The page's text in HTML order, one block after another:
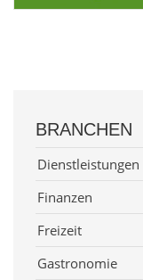
BRANCHEN
Dienstleistungen
Finanzen
Freizeit
Gastronomie